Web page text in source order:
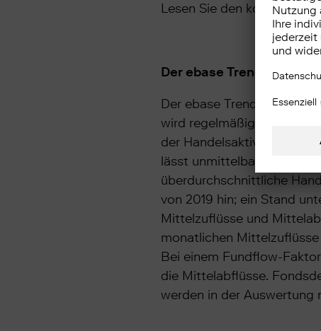
Lesen Sie den kompletten
Der ebase
Der ebase Trendnavigator
wird regelmäßig
der Handelsaktivität und
lässt unmittelbare
überdurchschnittliche
von 2019 hin; ein Stand
Mittelzuflüsse und
monatlichen
Bei einem Fundflow-
die Mittelabflüsse.
werden in der Auswertung